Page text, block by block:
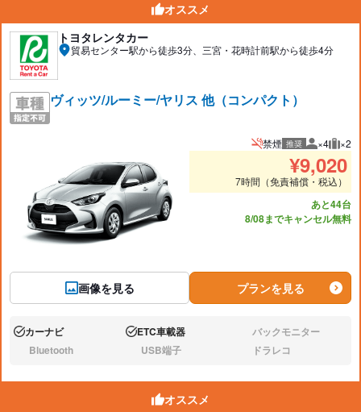
オススメ
トヨタレンタカー
貿易センター駅から徒歩3分、三宮・花時計前駅から徒歩4分
ヴィッツ/ルーミー/ヤリス 他（コンパクト）
画像を見る
禁煙 推奨 推奨人数
×4 推奨
×2
¥9,020
7時間（免責補償・税込）
あと44台
8/08までキャンセル無料
プランを見る
あり:カーナビ あり:ETC車載器 なし:バックモニター
なし:Bluetooth なし:USB端子 なし:ドラレコ
オススメ